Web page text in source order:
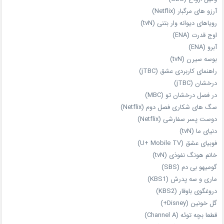
آرزو های مرگبار (Netflix)
رویاهای دیوانه‌ وار بتنی (tvN)
اوج قدرت (ENA)
آبرو (ENA)
بوسه سیرن (tvN)
راهنمای کاربردی عشق (jTBC)
درخشان (jTBC)
در فصل درخشان تو (MBC)
سگ های شکاری فصل دوم (Netflix)
دوست‌ پسر سفارشی (Netflix)
دنیای ما (tvN)
فوبیای عشق (U+ Mobile TV)
خانم هونگ نفوذی (tvN)
گومیهو بی دم (SBS)
ماری و سه پدرش (KBS1)
دروغگوی باوقار (KBS2)
گل خونین (Disney+)
قطعا بچه توئه (Channel A)